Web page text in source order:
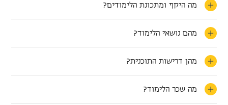
מה היקף ומתכונת הלימודים?
מהם נושאי הלימוד?
מהן דרישות התוכנית?
מה שכר הלימוד?